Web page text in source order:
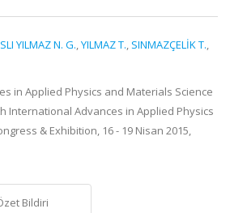
YILMAZ N. G.,YILMAZ T., SINMAZÇELİK T.,
in Applied Physics and Materials Science
International Advances in Applied Physics
& Exhibition, 16 - 19 Nisan 2015,
Bildiri